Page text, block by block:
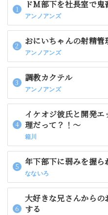
ドM部下を社長室で鬼
アンノアンズ
おにいちゃんの射精管
アンノアンズ
調教カクテル
アンノアンズ
イケオジ彼氏と開発
理だって？！〜
箱川
年下部下に弱みを握ら
なないろ
大好きな兄さんから
する